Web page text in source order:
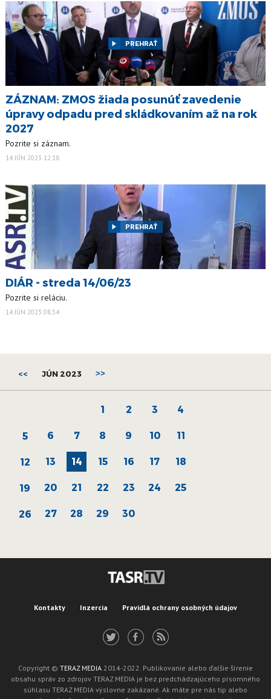
PREHRAŤ
ZÁZNAM: ZMOS žiada posunúť zavedenie
úpravy odpadu pred skládkovaním až na rok
2027
Pozrite si záznam.
14 JÚN 2023 12:18
PREHRAŤ
DIÁR - streda 14/06/23
Pozrite si reláciu.
14 JÚN 2023 08:34
<< JÚN 2023 >>
1 2 3 4
5 6 7 8 9 10 11
12 13 14 15 16 17 18
19 20 21 22 23 24 25
26 27 28 29 30
Kontakty Inzercia Pravidlá ochrany osobných údajov
Copyright © TERAZ MEDIA 2014-2022. Publikovanie alebo ďalšie šírenie
obsahu správ zo zdrojov TERAZ MEDIA je bez predchádzajúceho písomného
súhlasu TERAZ MEDIA výslovne zakázané. Ak máte pre nás tip alebo